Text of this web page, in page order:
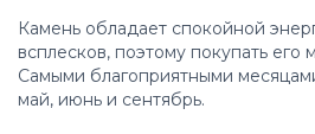
Камень обладает спокойной
всплесков, поэтому покупать
Самыми благоприятными
май, июнь и сентябрь.